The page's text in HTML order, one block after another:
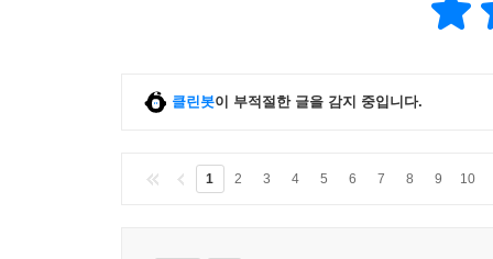
클린봇이 부적절한 글을 감지 중입니다.
1 2 3 4 5 6 7 8 9 10